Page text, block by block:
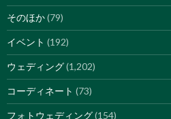
そのほか(79)
イベント (192)
ウェディング(1,202)
コーディネート (73)
フォトウェディング(154)